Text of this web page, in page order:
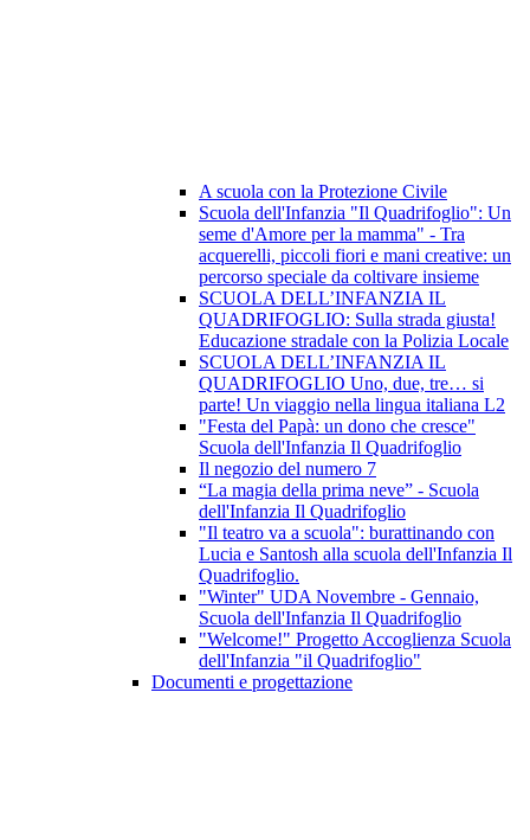
A scuola con la Protezione Civile
Scuola dell'Infanzia "Il Quadrifoglio": Un
seme d'Amore per la mamma" - Tra
acquerelli, piccoli fiori e mani creative: un
percorso speciale da coltivare insieme
SCUOLA DELL’INFANZIA IL
QUADRIFOGLIO: Sulla strada giusta!
Educazione stradale con la Polizia Locale
SCUOLA DELL’INFANZIA IL
QUADRIFOGLIO Uno, due, tre… si
parte! Un viaggio nella lingua italiana L2
"Festa del Papà: un dono che cresce"
Scuola dell'Infanzia Il Quadrifoglio
Il negozio del numero 7
“La magia della prima neve” - Scuola
dell'Infanzia Il Quadrifoglio
"Il teatro va a scuola": burattinando con
Lucia e Santosh alla scuola dell'Infanzia Il
Quadrifoglio.
"Winter" UDA Novembre - Gennaio,
Scuola dell'Infanzia Il Quadrifoglio
"Welcome!" Progetto Accoglienza Scuola
dell'Infanzia "il Quadrifoglio"
Documenti e progettazione